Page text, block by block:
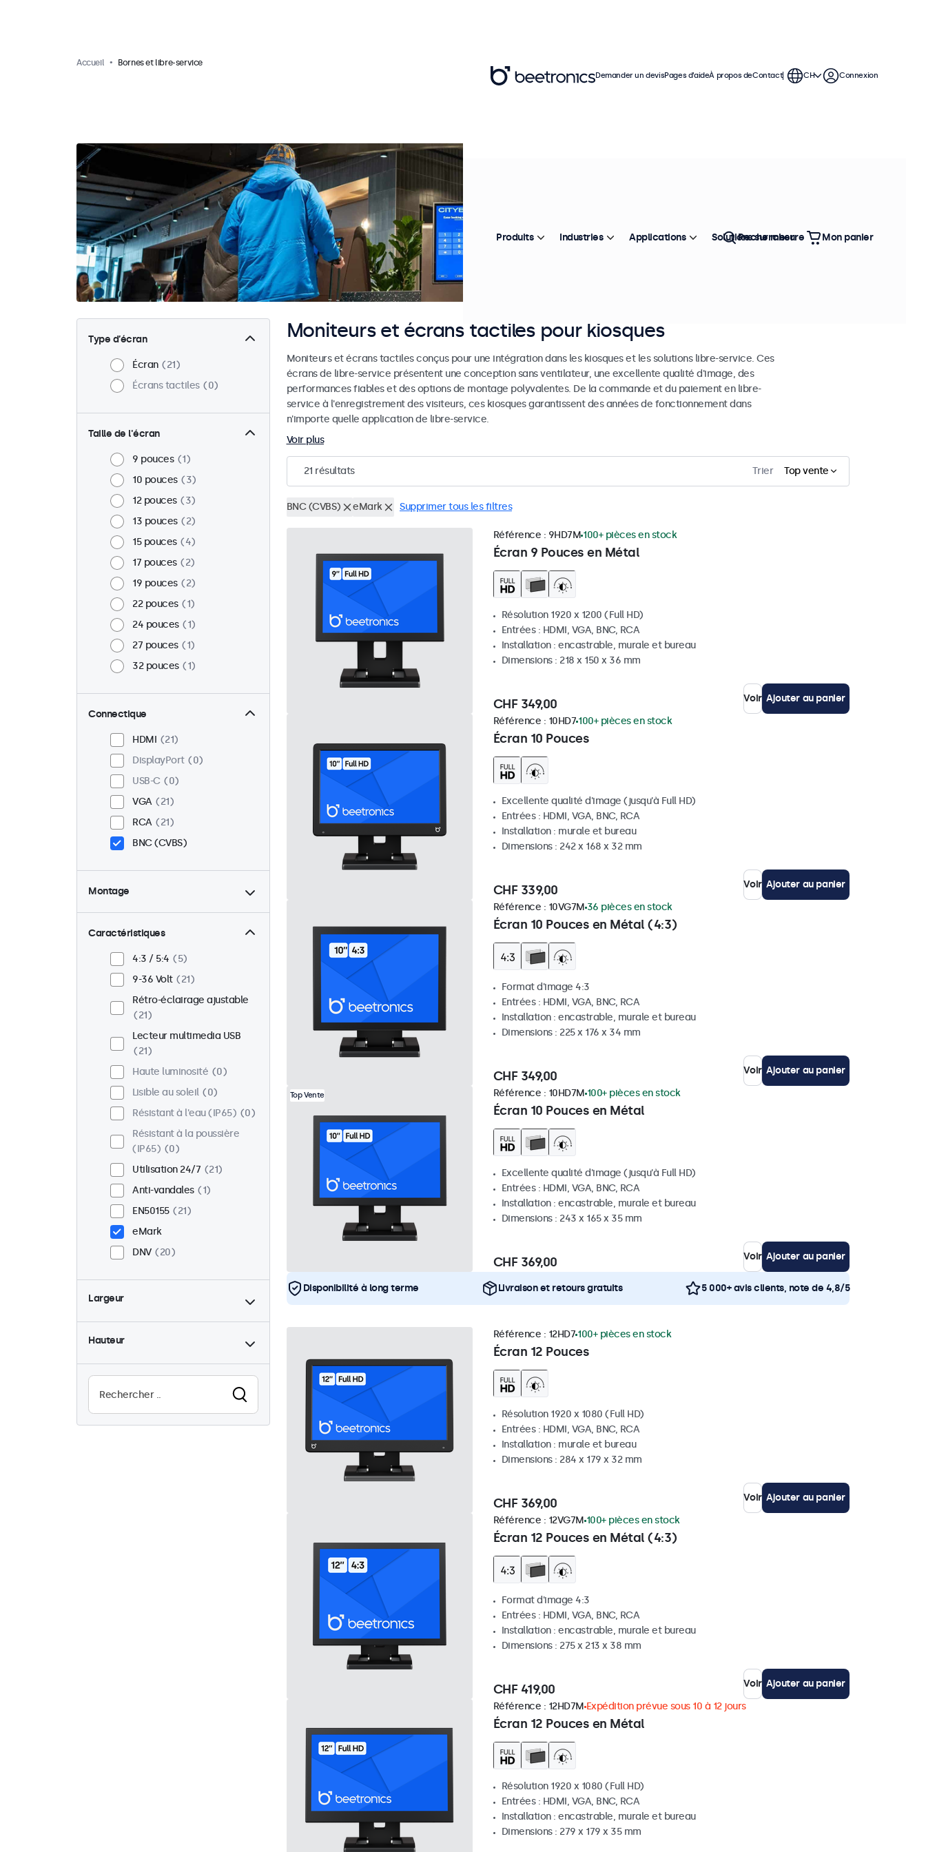
Accueil Bornes et libre-service
Type d’écran
Écran
21
Écrans tactiles
0
Taille de l'écran
9 pouces
1
10 pouces
3
12 pouces
3
13 pouces
2
15 pouces
4
17 pouces
2
19 pouces
2
22 pouces
1
24 pouces
1
27 pouces
1
32 pouces
1
Connectique
HDMI
21
DisplayPort
0
USB-C
0
VGA
21
RCA
21
BNC (CVBS)
Montage
Bureau
21
Mural
Panel mount
Encastrable
Montage en rack
16
VESA 75 x 75
VESA 100 x 100
8
Caractéristiques
4:3 / 5:4
5
9-36 Volt
21
Rétro-éclairage ajustable
21
Lecteur multimedia USB
21
Haute luminosité
0
Lisible au soleil
0
Résistant à l'eau (IP65)
0
Résistant à la poussière
(IP65)
0
Utilisation 24/7
21
Anti-vandales
1
EN50155
21
eMark
DNV
20
Largeur
Hauteur
Moniteurs et écrans tactiles pour kiosques
Moniteurs et écrans tactiles conçus pour une intégration dans les kiosques et les solutions libre-service. Ces
écrans de libre-service présentent une conception sans ventilateur, une excellente qualité d'image, des
performances fiables et des options de montage polyvalentes. De la commande et du paiement en libre-
service à l'enregistrement des visiteurs, ces kiosques garantissent des années de fonctionnement dans
n'importe quelle application de libre-service.
Voir plus
21 résultats Trier Top vente
BNC (CVBS) eMark Supprimer tous les filtres
Écran 9 Pouces en Métal
Référence : 9HD7M 100+ pièces en stock
Résolution 1920 x 1200 (Full HD)
Entrées : HDMI, VGA, BNC, RCA
Installation : encastrable, murale et bureau
Dimensions : 218 x 150 x 36 mm
CHF 349,00 Voir Ajouter au panier
Écran 10 Pouces
Référence : 10HD7 100+ pièces en stock
Excellente qualité d'image (jusqu'à Full HD)
Entrées : HDMI, VGA, BNC, RCA
Installation : murale et bureau
Dimensions : 242 x 168 x 32 mm
CHF 339,00 Voir Ajouter au panier
Écran 10 Pouces en Métal (4:3)
Référence : 10VG7M 36 pièces en stock
Format d'image 4:3
Entrées : HDMI, VGA, BNC, RCA
Installation : encastrable, murale et bureau
Dimensions : 225 x 176 x 34 mm
CHF 349,00 Voir Ajouter au panier
Top Vente
Écran 10 Pouces en Métal
Référence : 10HD7M 100+ pièces en stock
Excellente qualité d'image (jusqu'à Full HD)
Entrées : HDMI, VGA, BNC, RCA
Installation : encastrable, murale et bureau
Dimensions : 243 x 165 x 35 mm
CHF 369,00 Voir Ajouter au panier
Disponibilité à long terme Livraison et retours gratuits 5 000+ avis clients, note de 4,8/5
Écran 12 Pouces
Référence : 12HD7 100+ pièces en stock
Résolution 1920 x 1080 (Full HD)
Entrées : HDMI, VGA, BNC, RCA
Installation : murale et bureau
Dimensions : 284 x 179 x 32 mm
CHF 369,00 Voir Ajouter au panier
Écran 12 Pouces en Métal (4:3)
Référence : 12VG7M 100+ pièces en stock
Format d'image 4:3
Entrées : HDMI, VGA, BNC, RCA
Installation : encastrable, murale et bureau
Dimensions : 275 x 213 x 38 mm
CHF 419,00 Voir Ajouter au panier
Écran 12 Pouces en Métal
Référence : 12HD7M Expédition prévue sous 10 à 12 jours
Résolution 1920 x 1080 (Full HD)
Entrées : HDMI, VGA, BNC, RCA
Installation : encastrable, murale et bureau
Dimensions : 279 x 179 x 35 mm
Demander un devisPages d’aideÀ propos deContact CH Connexion
Produits Industries Applications Solutions sur mesure
Rechercher Mon panier